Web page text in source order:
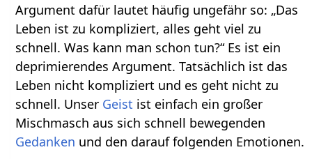
Argument dafür lautet häufig ungefähr so: „Das
Leben ist zu kompliziert, alles geht viel zu
schnell. Was kann man schon tun?“ Es ist ein
deprimierendes Argument. Tatsächlich ist das
Leben nicht kompliziert und es geht nicht zu
schnell. Unser Geist ist einfach ein großer
Mischmasch aus sich schnell bewegenden
Gedanken und den darauf folgenden Emotionen.